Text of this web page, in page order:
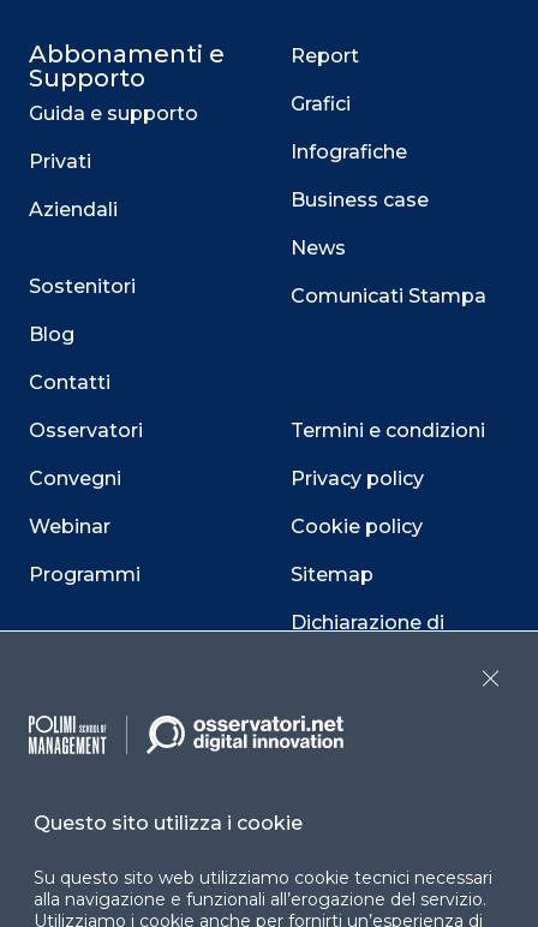
Abbonamenti e
Supporto
Guida e supporto
Privati
Aziendali
Sostenitori
Blog
Contatti
Osservatori
Convegni
Webinar
Programmi
Report
Grafici
Infografiche
Business case
News
Comunicati Stampa
Termini e condizioni
Privacy policy
Cookie policy
Sitemap
Dichiarazione di
Facebook LinkedIn
Questo sito utilizza i cookie
Su questo sito web utilizziamo cookie tecnici necessari
alla navigazione e funzionali all’erogazione del servizio.
Utilizziamo i cookie anche per fornirti un’esperienza di